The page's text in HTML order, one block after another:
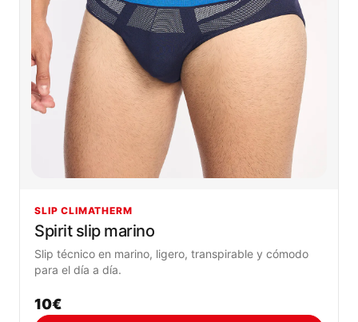
SLIP CLIMATHERM
Spirit slip marino
Slip técnico en marino, ligero, transpirable y cómodo
para el día a día.
10€